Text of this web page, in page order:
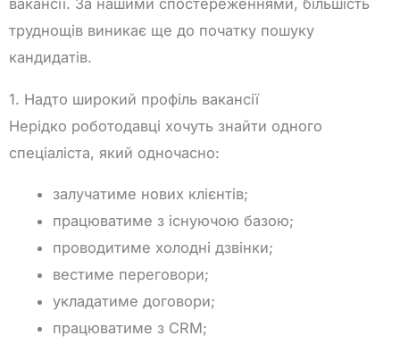
вакансії. За нашими спостереженнями, більшість
труднощів виникає ще до початку пошуку
кандидатів.
1. Надто широкий профіль вакансії
Нерідко роботодавці хочуть знайти одного
спеціаліста, який одночасно:
залучатиме нових клієнтів;
працюватиме з існуючою базою;
проводитиме холодні дзвінки;
вестиме переговори;
укладатиме договори;
працюватиме з CRM;